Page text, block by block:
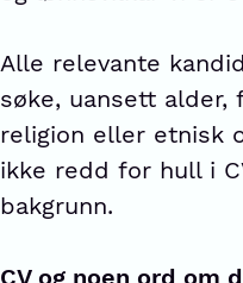
Alle relevante
søke, uansett alder,
religion eller etnisk
ikke redd for hull i
bakgrunn.
CV og noen ord om